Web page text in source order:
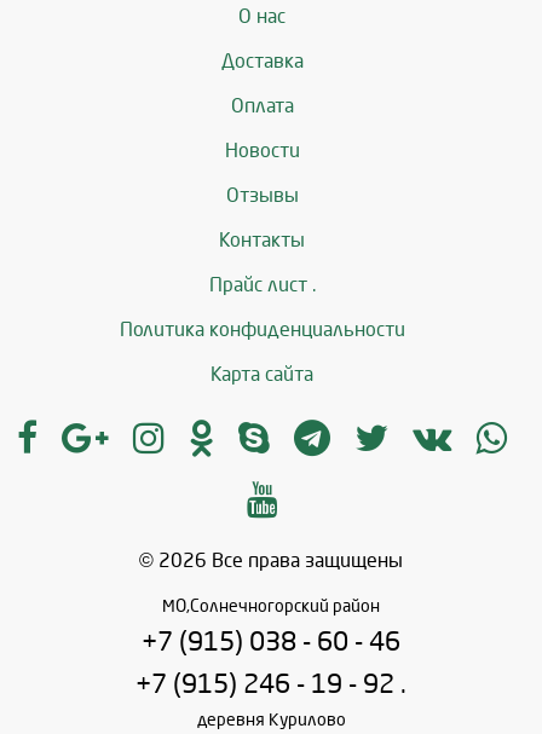
О нас
Доставка
Оплата
Новости
Отзывы
Контакты
Прайс лист .
Политика конфиденциальности
Карта сайта
© 2026 Все права защищены
МО,Солнечногорский район
+7 (915) 038 - 60 - 46
+7 (915) 246 - 19 - 92 .
деревня Курилово